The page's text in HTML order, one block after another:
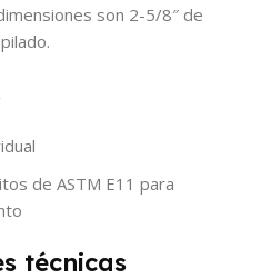
son 2-5/8″ de
de ASTM E11 para
técnicas